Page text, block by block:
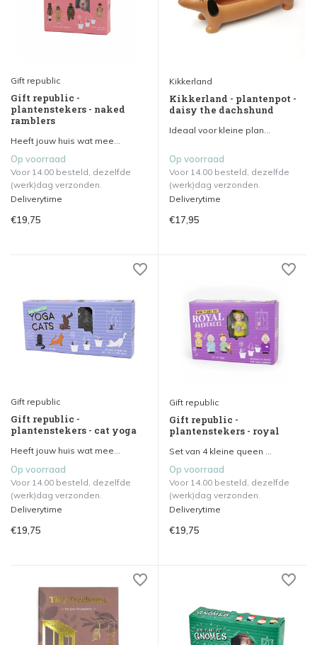
Gift republic
Gift republic -
plantenstekers - naked
ramblers
Heeft jouw huis wat mee...
Op voorraad
Voor 14.00 besteld, dezelfde
(werk)dag verzonden.
Deliverytime
€19,75
Kikkerland
Kikkerland - plantenpot -
daisy the dachshund
Ideaal voor kleine plan...
Op voorraad
Voor 14.00 besteld, dezelfde
(werk)dag verzonden.
Deliverytime
€17,95
Gift republic
Gift republic -
plantenstekers - cat yoga
Heeft jouw huis wat mee...
Op voorraad
Voor 14.00 besteld, dezelfde
(werk)dag verzonden.
Deliverytime
€19,75
Gift republic
Gift republic -
plantenstekers - royal
Set van 4 kleine queen ...
Op voorraad
Voor 14.00 besteld, dezelfde
(werk)dag verzonden.
Deliverytime
€19,75